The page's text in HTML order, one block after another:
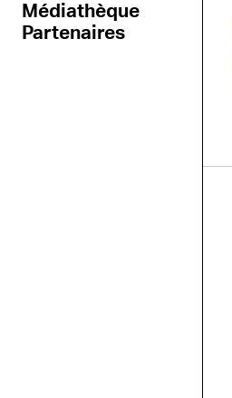
Médiathèque
Partenaires